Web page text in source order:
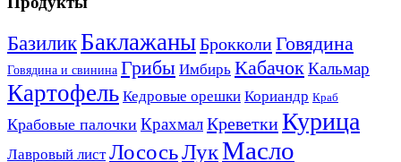
БазиликБаклажаныБрокколиГовядина
Говядина и свинина Грибы Имбирь КабачокКальмар
Картофель Кедровые орешки Кориандр Краб
Крабовые палочки КрахмалКреветкиКурица
Лавровый лист ЛососьЛукМасло